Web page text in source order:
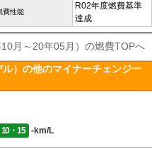
費性能
R02年度燃費基準
達成
月～20年05月）の燃費TOPへ
）の他のマイナーチェンジ一
10・15 -km/L